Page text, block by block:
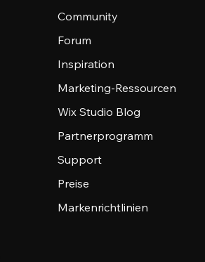
Community
Forum
Inspiration
Marketing-Ressourcen
Wix Studio Blog
Partnerprogramm
Support
Preise
Markenrichtlinien